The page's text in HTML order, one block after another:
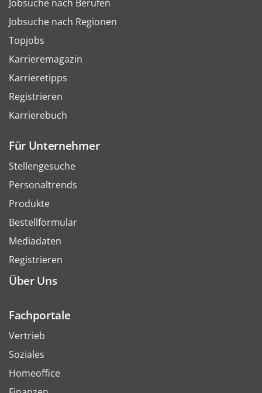
Jobsuche nach Berufen
Jobsuche nach Regionen
Topjobs
Karrieremagazin
Karrieretipps
Registrieren
Karrierebuch
Für Unternehmer
Stellengesuche
Personaltrends
Produkte
Bestellformular
Mediadaten
Registrieren
Über Uns
Fachportale
Vertrieb
Soziales
Homeoffice